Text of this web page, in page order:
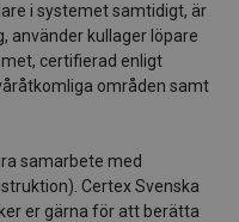
i systemet samtidigt, är
använder kullager löpare
certifierad enligt
områden samt
samarbete med
Certex Svenska
er gärna för att berätta